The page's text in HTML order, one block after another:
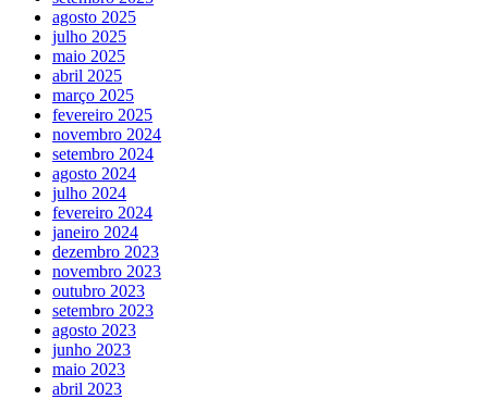
agosto 2025
julho 2025
maio 2025
abril 2025
março 2025
fevereiro 2025
novembro 2024
setembro 2024
agosto 2024
julho 2024
fevereiro 2024
janeiro 2024
dezembro 2023
novembro 2023
outubro 2023
setembro 2023
agosto 2023
junho 2023
maio 2023
abril 2023